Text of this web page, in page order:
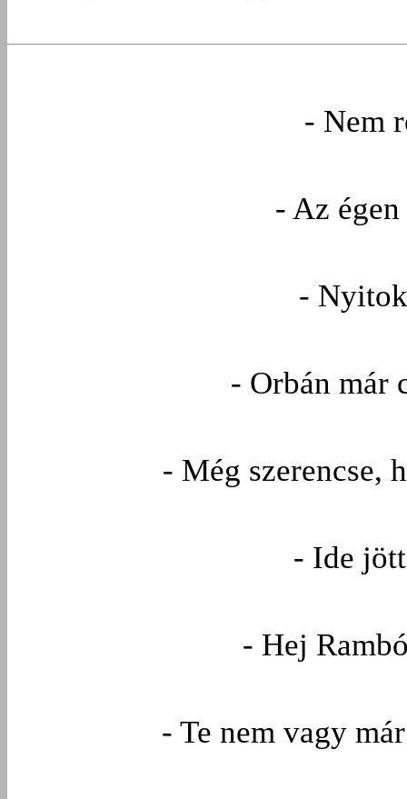
- Nem
- Az
-
- Orbán már
- Még szerencse,
- Ide
- Hej
- Te nem vagy